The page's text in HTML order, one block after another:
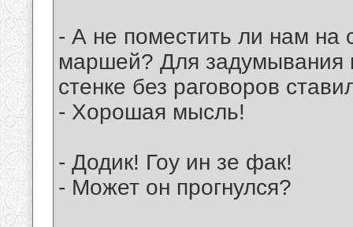
- А не поместить ли нам на
маршей? Для задумывания
стенке без раговоров
- Хорошая мысль!
- Додик! Гоу ин зе фак!
- Может он прогнулся?